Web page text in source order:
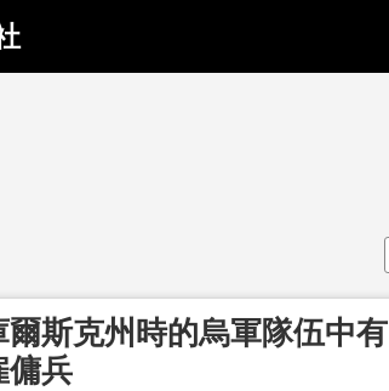
斯克州時的烏軍隊伍中有
傭兵